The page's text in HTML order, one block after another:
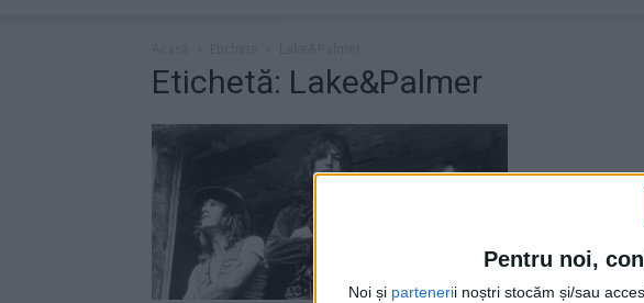
Pentru noi,
Noi și partenerii noștri stocăm și/sau
Etichetă: Lake&Palmer